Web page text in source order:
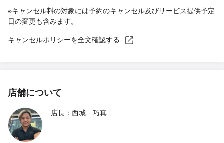
※キャンセル料の対象には予約のキャンセル及びサービス提供予定
日の変更も含みます。
キャンセルポリシーを全文確認する
店舗について
店長：西城 巧真